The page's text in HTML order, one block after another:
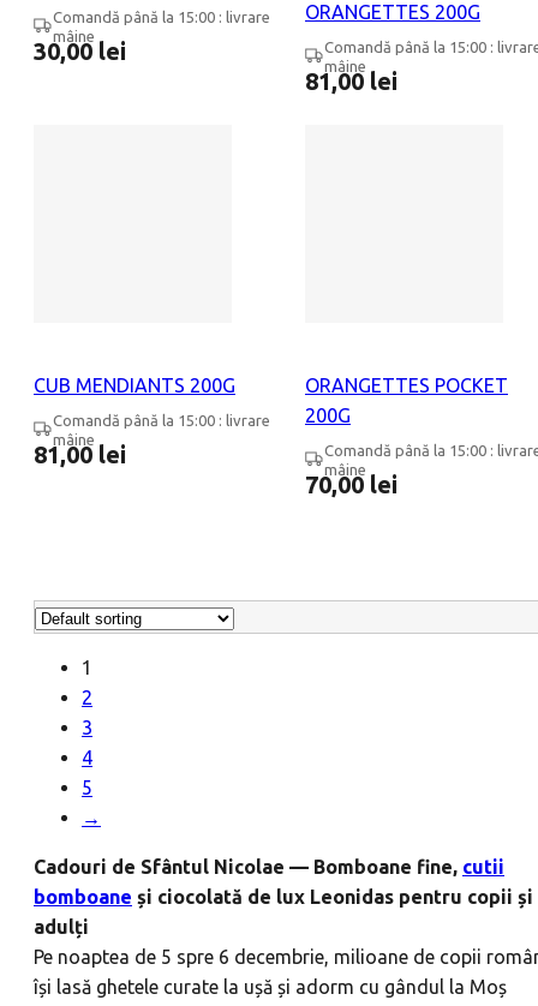
Comandă până la 15:00 : livrare
mâine
30,00 lei
ORANGETTES 200G
Comandă până la 15:00 :
mâine
81,00 lei
CUB MENDIANTS 200G
Comandă până la 15:00 : livrare
mâine
81,00 lei
ORANGETTES POCKET
200G
Comandă până la 15:00 :
mâine
70,00 lei
1
2
3
4
5
→
Cadouri de Sfântul Nicolae — Bomboane fine, cutii
bomboane și ciocolată de lux Leonidas pentru copii și
adulți
Pe noaptea de 5 spre 6 decembrie, milioane de copii
își lasă ghetele curate la ușă și adorm cu gândul la Moș